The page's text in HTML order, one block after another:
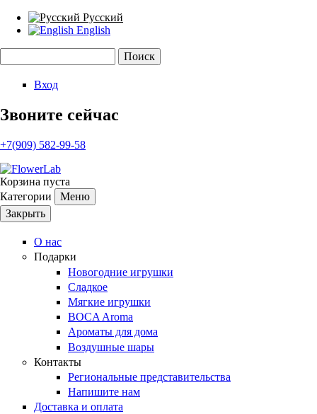
Русский
English
Форма поиска
Вход
Звоните сейчас
+7(909) 582-99-58
Корзина пуста
Категории
Меню
Закрыть
О нас
Подарки
Новогодние игрушки
Сладкое
Мягкие игрушки
BOCA Aroma
Ароматы для дома
Воздушные шары
Контакты
Региональные представительства
Напишите нам
Доставка и оплата